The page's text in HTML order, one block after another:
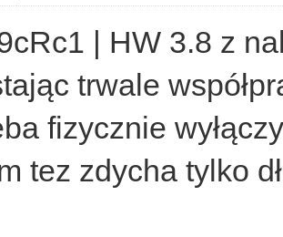
| HW 3.8 z
trwale
fizycznie
tez zdycha tylko